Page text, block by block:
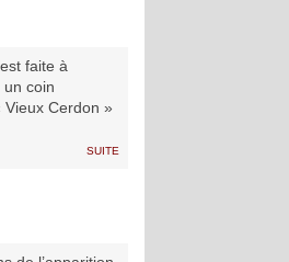
faite à
coin
Vieux Cerdon »
suite